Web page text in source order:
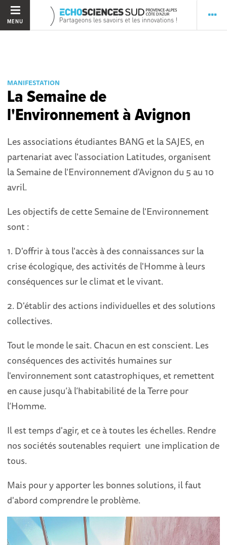
MENU
MANIFESTATION
La Semaine de
l'Environnement à Avignon
Les associations étudiantes BANG et la SAJES, en
partenariat avec l'association Latitudes, organisent
la Semaine de l'Environnement d'Avignon du 5 au 10
avril.
Les objectifs de cette Semaine de l'Environnement
sont :
1. D'offrir à tous l'accès à des connaissances sur la
crise écologique, des activités de l'Homme à leurs
conséquences sur le climat et le vivant.
2. D'établir des actions individuelles et des solutions
collectives.
Tout le monde le sait. Chacun en est conscient. Les
conséquences des activités humaines sur
l'environnement sont catastrophiques, et remettent
en cause jusqu’à l’habitabilité de la Terre pour
l’Homme.
Il est temps d'agir, et ce à toutes les échelles. Rendre
nos sociétés soutenables requiert une implication de
tous.
Mais pour y apporter les bonnes solutions, il faut
d'abord comprendre le problème.